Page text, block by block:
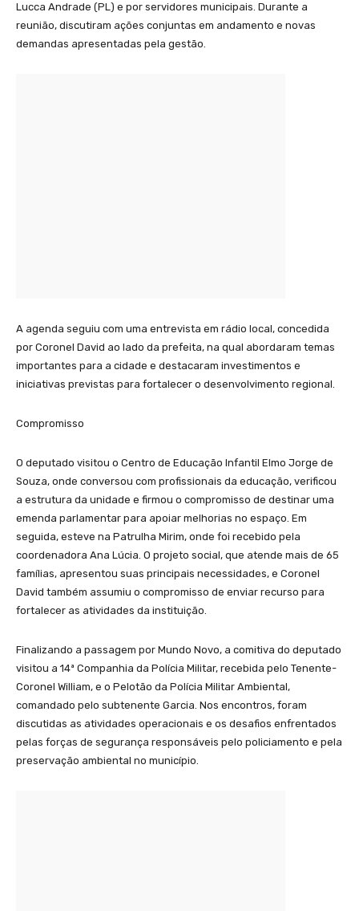
Lucca Andrade (PL) e por servidores municipais. Durante a
reunião, discutiram ações conjuntas em andamento e novas
demandas apresentadas pela gestão.
A agenda seguiu com uma entrevista em rádio local, concedida
por Coronel David ao lado da prefeita, na qual abordaram temas
importantes para a cidade e destacaram investimentos e
iniciativas previstas para fortalecer o desenvolvimento regional.
Compromisso
O deputado visitou o Centro de Educação Infantil Elmo Jorge de
Souza, onde conversou com profissionais da educação, verificou
a estrutura da unidade e firmou o compromisso de destinar uma
emenda parlamentar para apoiar melhorias no espaço. Em
seguida, esteve na Patrulha Mirim, onde foi recebido pela
coordenadora Ana Lúcia. O projeto social, que atende mais de 65
famílias, apresentou suas principais necessidades, e Coronel
David também assumiu o compromisso de enviar recurso para
fortalecer as atividades da instituição.
Finalizando a passagem por Mundo Novo, a comitiva do deputado
visitou a 14ª Companhia da Polícia Militar, recebida pelo Tenente-
Coronel William, e o Pelotão da Polícia Militar Ambiental,
comandado pelo subtenente Garcia. Nos encontros, foram
discutidas as atividades operacionais e os desafios enfrentados
pelas forças de segurança responsáveis pelo policiamento e pela
preservação ambiental no município.